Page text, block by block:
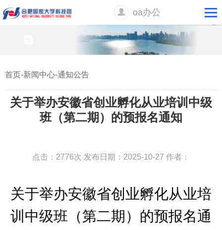
oa办公
首页-新闻中心-通知公告
关于举办安徽省创业孵化从业培训中级
班（第二期）的预报名通知
点击：2776次 发布日期：2025-10-27 作者：
关于举办安徽省创业孵化从业培
训中级班 （第二期）的预报名通